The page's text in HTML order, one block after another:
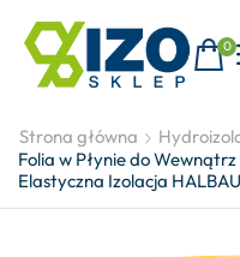
0
Strona główna
Folia w Płynie do
Elastyczna Izolacja